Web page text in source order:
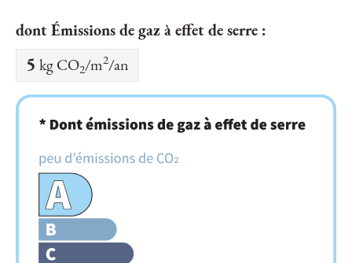
dont Émissions de gaz à effet de serre :
5 kg CO2/m2/an